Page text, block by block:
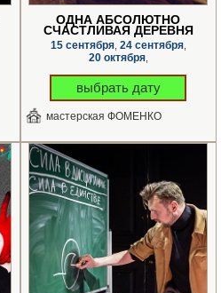
ОДНА АБСОЛЮТНО
СЧАСТЛИВАЯ ДЕРЕВНЯ
15 сентября, 24 сентября,
20 октября,
выбрать дату
мастерская ФОМЕНКО